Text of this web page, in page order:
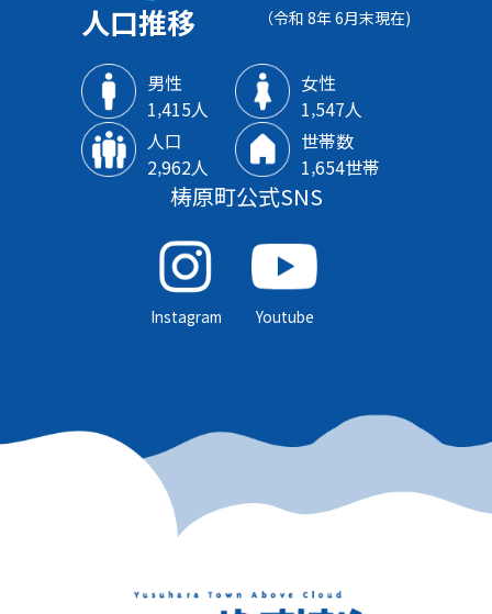
人口推移 （令和 8年 6月末現在)
男性
1‚415人
女性
1‚547人
人口
2‚962人
世帯数
1‚654世帯
梼原町公式SNS
Instagram Youtube